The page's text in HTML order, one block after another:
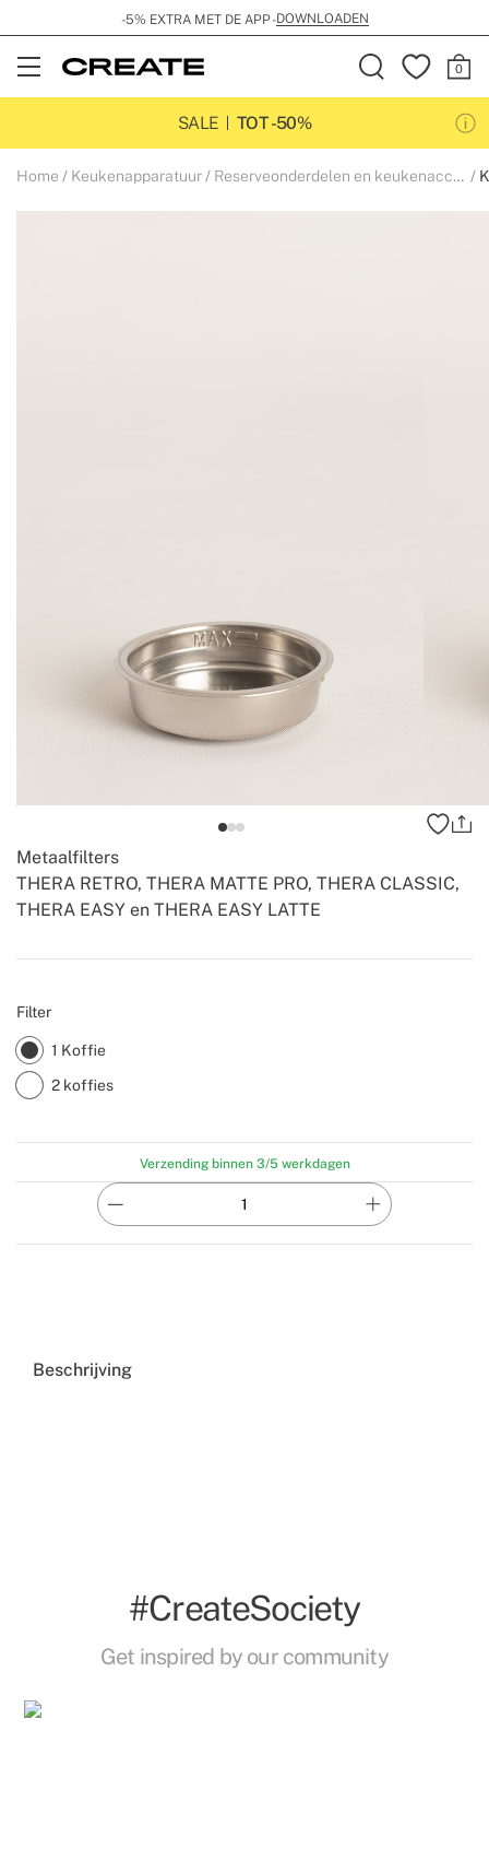
-5% EXTRA MET DE APP -DOWNLOADEN
Open
Menu
SALE
TOT -50%
Home Keukenapparatuur Reserveonderdelen en keukenaccessoires
THERA RETRO, THERA MATTE PRO, THERA CLASSIC,
THERA EASY en THERA EASY LATTE
Metaalfilters
Create
Filter
1 Koffie
2 koffies
Verzending binnen 3/5 werkdagen
Beschrijving
#CreateSociety
Get inspired by our community